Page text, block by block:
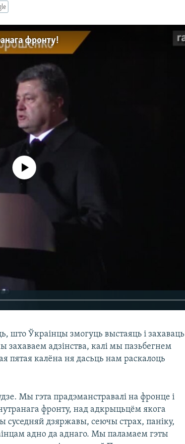
фронту!
currently available
што Ўкраінцы змогуць выстаяць і захаваць
адзінства, калі мы пазьбегнем
пятая калёна ня дасьць нам раскалоць
Мы гэта прадэманстравалі на фронце і
фронту, над адкрыцьцём якога
суседняй дзяржавы, сеючы страх, паніку,
адно да аднаго. Мы паламаем гэты